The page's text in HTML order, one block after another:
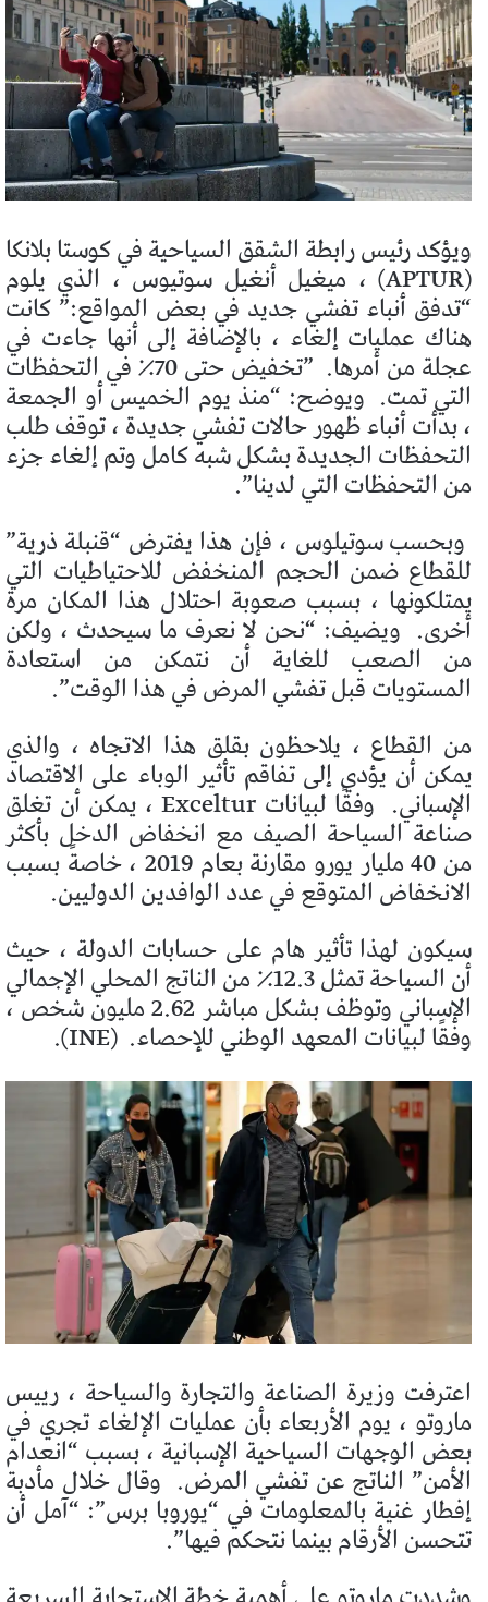
ويؤكد رئيس رابطة الشقق السياحية في كوستا بلانكا
(APTUR) ، ميغيل أنغيل سوتيوس ، الذي يلوم
“تدفق أنباء تفشي جديد في بعض المواقع:” كانت
هناك عمليات إلغاء ، بالإضافة إلى أنها جاءت في
عجلة من أمرها. ”تخفيض حتى 70٪ في التحفظات
التي تمت. ويوضح: “منذ يوم الخميس أو الجمعة
، بدأت أنباء ظهور حالات تفشي جديدة ، توقف طلب
التحفظات الجديدة بشكل شبه كامل وتم إلغاء جزء
من التحفظات التي لدينا”.
وبحسب سوتيلوس ، فإن هذا يفترض “قنبلة ذرية”
للقطاع ضمن الحجم المنخفض للاحتياطيات التي
يمتلكونها ، بسبب صعوبة احتلال هذا المكان مرة
أخرى. ويضيف: “نحن لا نعرف ما سيحدث ، ولكن
من الصعب للغاية أن نتمكن من استعادة
المستويات قبل تفشي المرض في هذا الوقت”.
من القطاع ، يلاحظون بقلق هذا الاتجاه ، والذي
يمكن أن يؤدي إلى تفاقم تأثير الوباء على الاقتصاد
الإسباني. وفقًا لبيانات Exceltur ، يمكن أن تغلق
صناعة السياحة الصيف مع انخفاض الدخل بأكثر
من 40 مليار يورو مقارنة بعام 2019 ، خاصةً بسبب
الانخفاض المتوقع في عدد الوافدين الدوليين.
سيكون لهذا تأثير هام على حسابات الدولة ، حيث
أن السياحة تمثل 12.3٪ من الناتج المحلي الإجمالي
الإسباني وتوظف بشكل مباشر 2.62 مليون شخص ،
وفقًا لبيانات المعهد الوطني للإحصاء. (INE).
اعترفت وزيرة الصناعة والتجارة والسياحة ، رييس
ماروتو ، يوم الأربعاء بأن عمليات الإلغاء تجري في
بعض الوجهات السياحية الإسبانية ، بسبب “انعدام
الأمن” الناتج عن تفشي المرض. وقال خلال مأدبة
إفطار غنية بالمعلومات في “يوروبا برس”: “آمل أن
تتحسن الأرقام بينما نتحكم فيها”.